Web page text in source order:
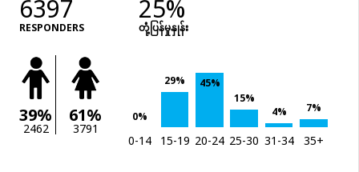
6397
RESPONDERS
25%
တုံံ့ပြန်မှုနှုန်း
39%
2462
61%
3791
0%
29%
45%
15%
4%
7%
0-14 15-19 20-24 25-30 31-34 35+